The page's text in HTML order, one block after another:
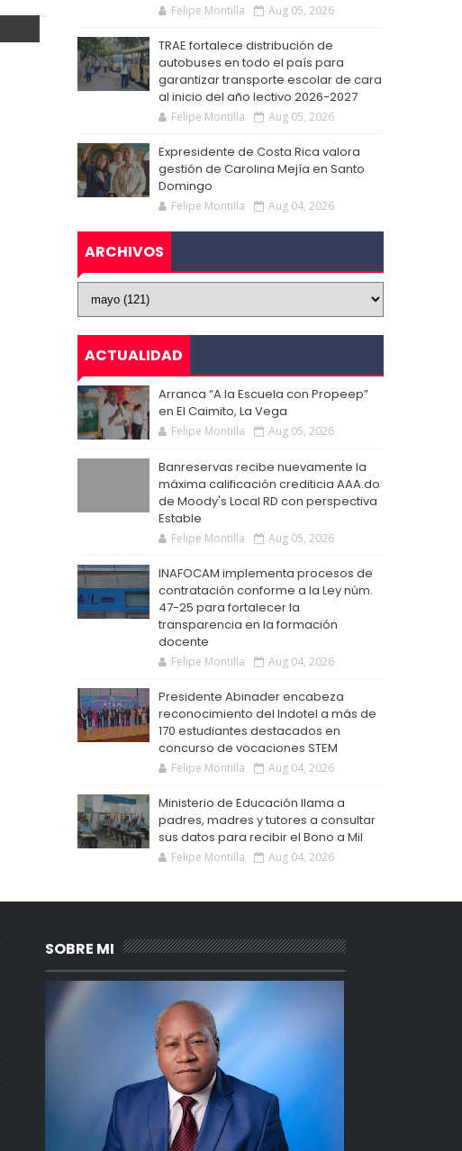
Felipe Montilla Aug 05, 2026
TRAE fortalece distribución de
autobuses en todo el país para
garantizar transporte escolar de cara
al inicio del año lectivo 2026-2027
Felipe Montilla Aug 05, 2026
Expresidente de Costa Rica valora
gestión de Carolina Mejía en Santo
Domingo
Felipe Montilla Aug 04, 2026
ARCHIVOS
ACTUALIDAD
Arranca “A la Escuela con Propeep”
en El Caimito, La Vega
Felipe Montilla Aug 05, 2026
Banreservas recibe nuevamente la
máxima calificación crediticia AAA.do
de Moody's Local RD con perspectiva
Estable
Felipe Montilla Aug 05, 2026
INAFOCAM implementa procesos de
contratación conforme a la Ley núm.
47-25 para fortalecer la
transparencia en la formación
docente
Felipe Montilla Aug 04, 2026
Presidente Abinader encabeza
reconocimiento del Indotel a más de
170 estudiantes destacados en
concurso de vocaciones STEM
Felipe Montilla Aug 04, 2026
Ministerio de Educación llama a
padres, madres y tutores a consultar
sus datos para recibir el Bono a Mil
Felipe Montilla Aug 04, 2026
SOBRE MI